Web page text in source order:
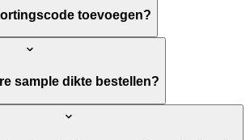
toevoegen?
sample dikte bestellen?